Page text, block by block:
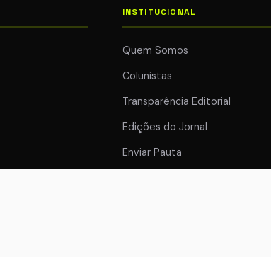
INSTITUCIONAL
Quem Somos
Colunistas
Transparência Editorial
Edições do Jornal
Enviar Pauta